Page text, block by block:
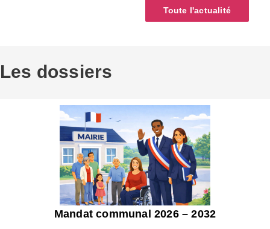
Toute l'actualité
Les dossiers
Mandat communal 2026 – 2032